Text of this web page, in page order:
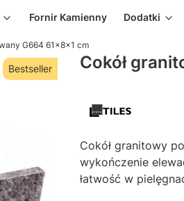
Fornir Kamienny Dodatki
G664 61x8x1 cm
Bestseller Cokół
Cokół granitowy
wykończenie
łatwość w